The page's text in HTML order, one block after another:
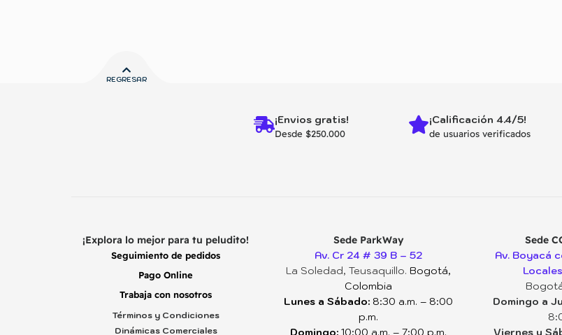
REGRESAR
¡Envios gratis!
Desde $250.000
¡Calificación 4.4/5!
de usuarios verificados
¡Explora lo mejor para tu peludito!
Seguimiento de pedidos
Pago Online
Trabaja con nosotros
Términos y Condiciones
Dinámicas Comerciales
Sede ParkWay
Av. Cr 24 # 39 B – 52
La Soledad, Teusaquillo. Bogotá,
Colombia
Lunes a Sábado: 8:30 a.m. – 8:00
p.m.
Domingo: 10:00 a.m. – 7:00 p.m.
Sede
Av. Boyacá
Domingo a
Viernes y